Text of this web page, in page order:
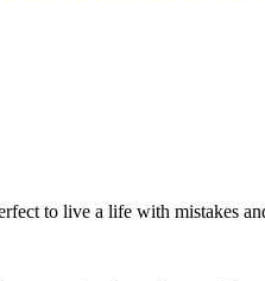
to live a life with mistakes